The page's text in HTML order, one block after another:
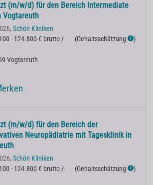
(m/w/d) für den Bereich Intermediate
Vogtareuth
Schön Kliniken
- 124.800 € brutto /
(Gehaltsschätzung ℹ )
Vogtareuth
(m/w/d) für den Bereich der
Neuropädiatrie mit Tagesklinik in
Schön Kliniken
- 124.800 € brutto /
(Gehaltsschätzung ℹ )